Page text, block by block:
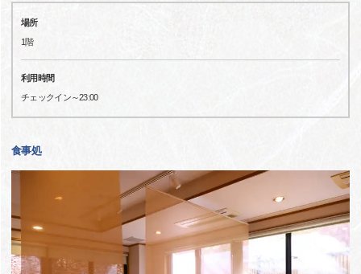
場所
1階
利用時間
チェックイン～23:00
食事処